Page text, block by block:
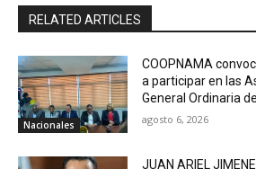
RELATED ARTICLES
Nacionales
COOPNAMA
a participar en las
General Ordinaria
agosto 6, 2026
JUAN ARIEL